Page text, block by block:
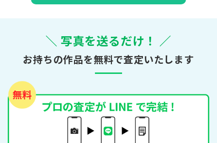
＼ 写真を送るだけ！ ／
お持ちの作品を無料で査定いたします